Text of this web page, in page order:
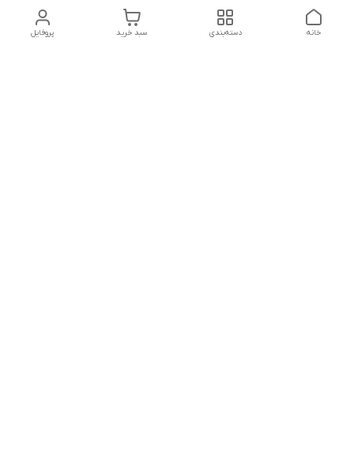
پروفایل سبد خرید دسته‌بندی خانه